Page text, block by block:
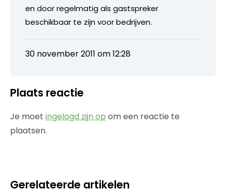
en door regelmatig als gastspreker
beschikbaar te zijn voor bedrijven.
30 november 2011 om 12:28
Plaats reactie
Je moet ingelogd zijn op om een reactie te
plaatsen.
Gerelateerde artikelen